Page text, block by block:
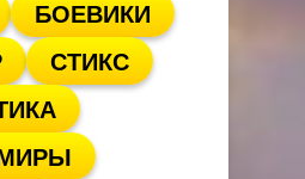
БОЕВИКИ
СТИКС